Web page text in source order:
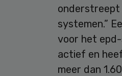
onderstreept
systemen.”
voor het
actief en
meer dan